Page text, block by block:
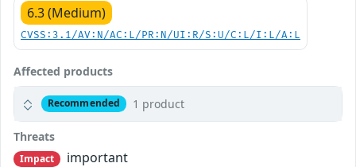
6.3 (Medium)
CVSS:3.1/AV:N/AC:L/PR:N/UI:R/S:U/C:L/I:L/A:L
Affected products
Recommended 1 product
Threats
Impact
important